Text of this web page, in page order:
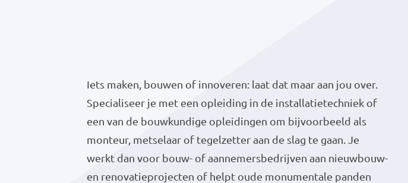
Iets maken, bouwen of innoveren: laat dat maar aan jou over.
Specialiseer je met een opleiding in de installatietechniek of
een van de bouwkundige opleidingen om bijvoorbeeld als
monteur, metselaar of tegelzetter aan de slag te gaan. Je
werkt dan voor bouw- of aannemersbedrijven aan nieuwbouw-
en renovatieprojecten of helpt oude monumentale panden